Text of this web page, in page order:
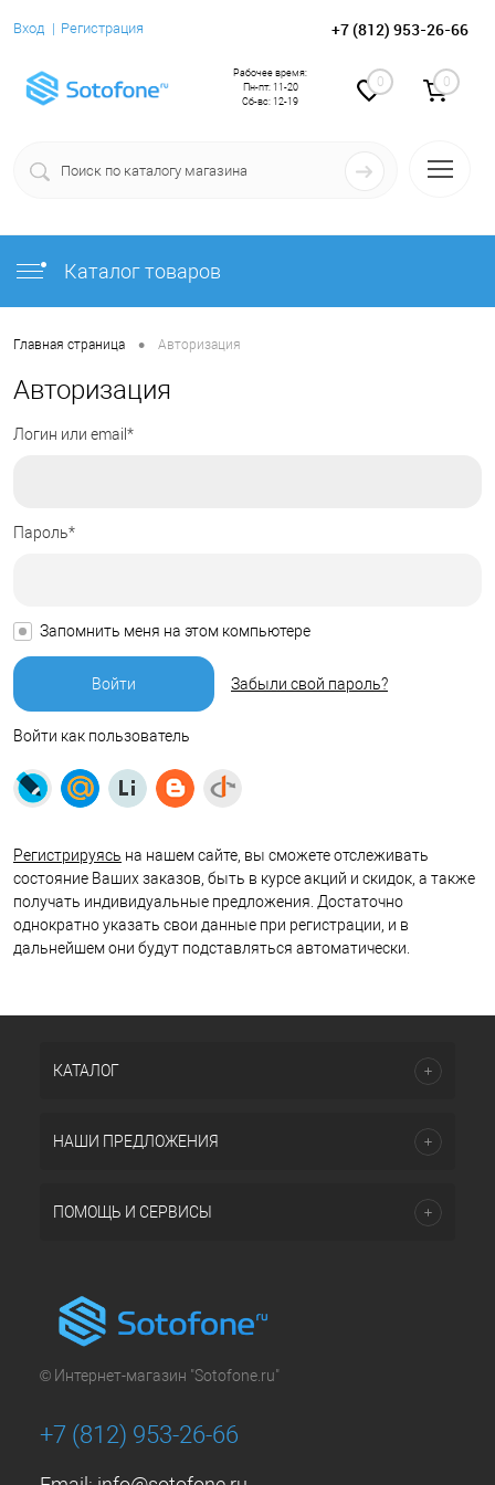
Вход Регистрация +7 (812) 953-26-66
0 0
Рабочее время:
Пн-пт: 11-20
Сб-вс: 12-19
Каталог товаров
Главная страница • Авторизация
Авторизация
Логин или email*
Пароль*
Запомнить меня на этом компьютере
Забыли свой пароль?
Войти как пользователь
Регистрируясь на нашем сайте, вы сможете отслеживать
состояние Ваших заказов, быть в курсе акций и скидок, а также
получать индивидуальные предложения. Достаточно
однократно указать свои данные при регистрации, и в
дальнейшем они будут подставляться автоматически.
КАТАЛОГ
НАШИ ПРЕДЛОЖЕНИЯ
ПОМОЩЬ И СЕРВИСЫ
© Интернет-магазин "Sotofone.ru"
+7 (812) 953-26-66